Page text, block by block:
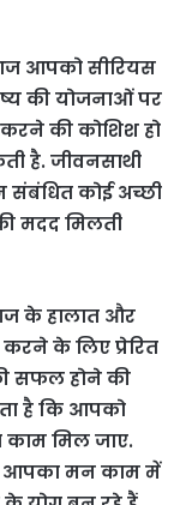
आपको सीरियस
की योजनाओं पर
की कोशिश हो
है. जीवनसाथी
कोई अच्छी
मदद मिलती
के हालात और
के लिए प्रेरित
सफल होने की
है कि आपको
काम मिल जाए.
आपका मन काम में